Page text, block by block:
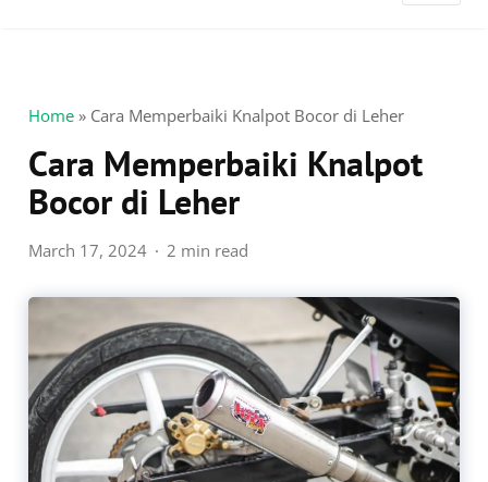
Home » Cara Memperbaiki Knalpot Bocor di Leher
Cara Memperbaiki Knalpot
Bocor di Leher
March 17, 2024 2 min read